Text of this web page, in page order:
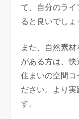
て、自分のラ
ると良いでしょ
また、自然素
がある方は、
住まいの空間コ
ださい。より実
す。